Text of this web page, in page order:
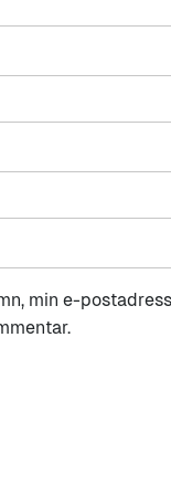
min e-